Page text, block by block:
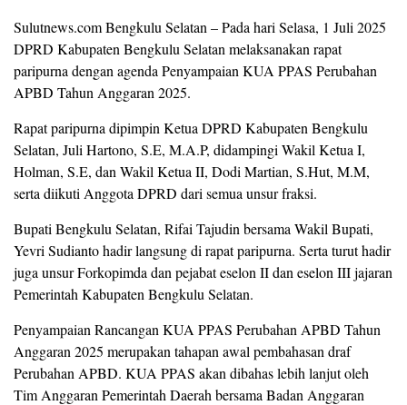
Sulutnews.com Bengkulu Selatan – Pada hari Selasa, 1 Juli 2025
DPRD Kabupaten Bengkulu Selatan melaksanakan rapat
paripurna dengan agenda Penyampaian KUA PPAS Perubahan
APBD Tahun Anggaran 2025.
Rapat paripurna dipimpin Ketua DPRD Kabupaten Bengkulu
Selatan, Juli Hartono, S.E, M.A.P, didampingi Wakil Ketua I,
Holman, S.E, dan Wakil Ketua II, Dodi Martian, S.Hut, M.M,
serta diikuti Anggota DPRD dari semua unsur fraksi.
Bupati Bengkulu Selatan, Rifai Tajudin bersama Wakil Bupati,
Yevri Sudianto hadir langsung di rapat paripurna. Serta turut hadir
juga unsur Forkopimda dan pejabat eselon II dan eselon III jajaran
Pemerintah Kabupaten Bengkulu Selatan.
Penyampaian Rancangan KUA PPAS Perubahan APBD Tahun
Anggaran 2025 merupakan tahapan awal pembahasan draf
Perubahan APBD. KUA PPAS akan dibahas lebih lanjut oleh
Tim Anggaran Pemerintah Daerah bersama Badan Anggaran